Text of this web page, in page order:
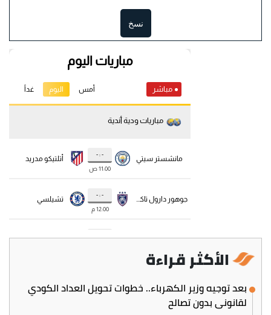
نسخ
الأكثر قراءة
بعد توجيه وزير الكهرباء.. خطوات تحويل العداد الكودي
لقانوني بدون تصالح